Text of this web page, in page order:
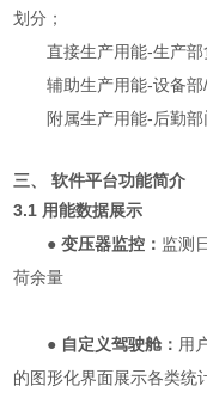
划分；
直接生产用能-生产部
辅助生产用能-设备部
附属生产用能-后勤部
三、 软件平台功能简介
3.1 用能数据展示
● 变压器监控： 监测
荷余量
● 自定义驾驶舱： 用
的图形化界面展示各类统